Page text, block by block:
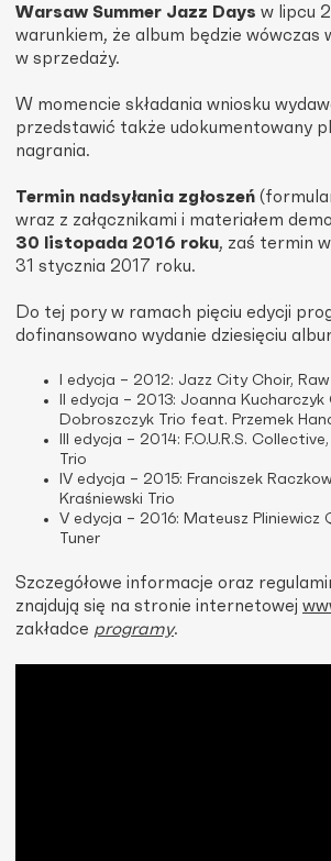
Warsaw Summer Jazz Days w lipcu
warunkiem, że album będzie wówczas
w sprzedaży.
W momencie składania wniosku
przedstawić także udokumentowany
nagrania.
Termin nadsyłania zgłoszeń
wraz z załącznikami i materiałem
30 listopada 2016 roku, zaś termin
31 stycznia 2017 roku.
Do tej pory w ramach pięciu edycji
dofinansowano wydanie dziesięciu
I edycja – 2012: Jazz City Choir, Raw
II edycja – 2013: Joanna
Dobroszczyk Trio feat. Przemek
III edycja – 2014: F.O.U.R.S.
Trio
IV edycja – 2015: Franciszek
Kraśniewski Trio
V edycja – 2016: Mateusz Pliniewicz
Tuner
Szczegółowe informacje oraz
znajdują się na stronie internetowej
zakładce programy.